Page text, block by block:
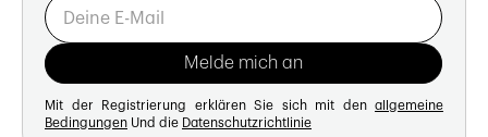
Mit der Registrierung erklären Sie sich mit den allgemeine
Bedingungen Und die Datenschutzrichtlinie